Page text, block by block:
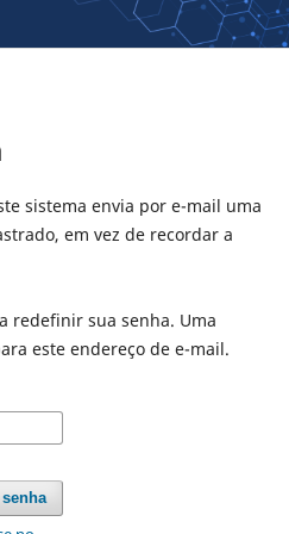
sistema envia por e-mail uma
em vez de recordar a
redefinir sua senha. Uma
este endereço de e-mail.